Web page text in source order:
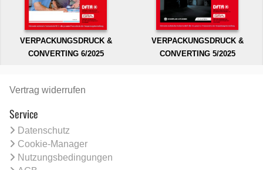
VERPACKUNGSDRUCK &
CONVERTING 6/2025
VERPACKUNGSDRUCK &
CONVERTING 5/2025
Vertrag widerrufen
Service
Datenschutz
Cookie-Manager
Nutzungsbedingungen